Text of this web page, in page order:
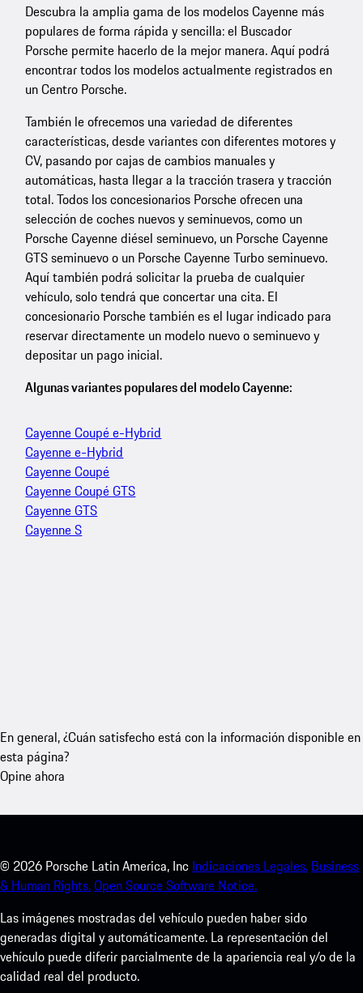
Descubra la amplia gama de los modelos Cayenne más
populares de forma rápida y sencilla: el Buscador
Porsche permite hacerlo de la mejor manera. Aquí podrá
encontrar todos los modelos actualmente registrados en
un Centro Porsche.
También le ofrecemos una variedad de diferentes
características, desde variantes con diferentes motores y
CV, pasando por cajas de cambios manuales y
automáticas, hasta llegar a la tracción trasera y tracción
total. Todos los concesionarios Porsche ofrecen una
selección de coches nuevos y seminuevos, como un
Porsche Cayenne diésel seminuevo, un Porsche Cayenne
GTS seminuevo o un Porsche Cayenne Turbo seminuevo.
Aquí también podrá solicitar la prueba de cualquier
vehículo, solo tendrá que concertar una cita. El
concesionario Porsche también es el lugar indicado para
reservar directamente un modelo nuevo o seminuevo y
depositar un pago inicial.
Algunas variantes populares del modelo Cayenne:
Cayenne Coupé e-Hybrid
Cayenne e-Hybrid
Cayenne Coupé
Cayenne Coupé GTS
Cayenne GTS
Cayenne S
En general, ¿Cuán satisfecho está con la información disponible en
esta página?
Opine ahora
© 2026 Porsche Latin America, Inc Indicaciones Legales. Business
& Human Rights.Open Source Software Notice.
Las imágenes mostradas del vehículo pueden haber sido
generadas digital y automáticamente. La representación del
vehículo puede diferir parcialmente de la apariencia real y/o de la
calidad real del producto.